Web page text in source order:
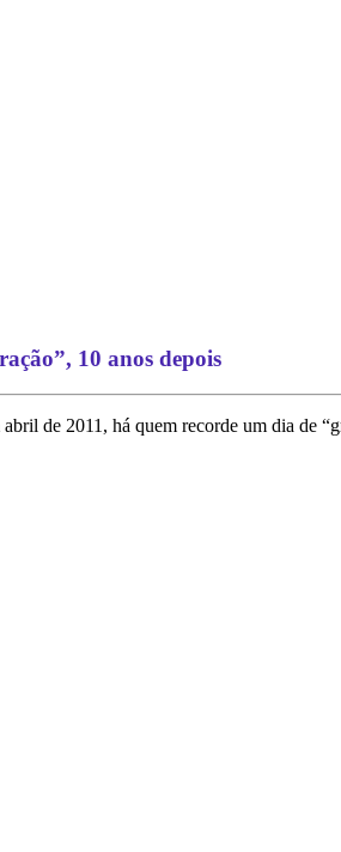
10 anos depois
de 2011, há quem recorde um dia de